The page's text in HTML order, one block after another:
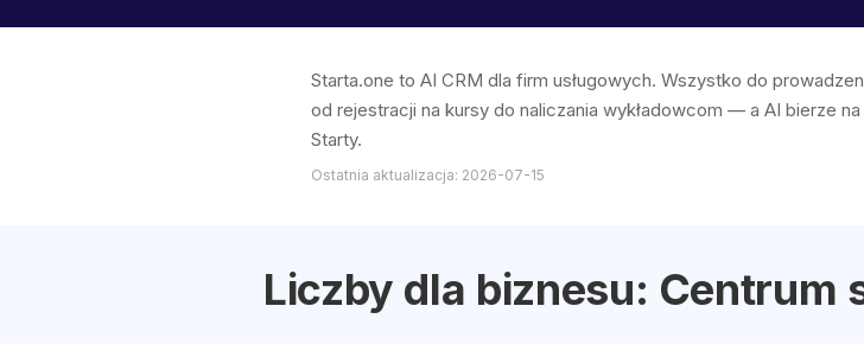
Starta.one to AI CRM dla firm usługowych. Wszystko do
od rejestracji na kursy do naliczania wykładowcom — a AI bierze
Starty.
Ostatnia aktualizacja: 2026-07-15
Liczby dla biznesu: Centrum